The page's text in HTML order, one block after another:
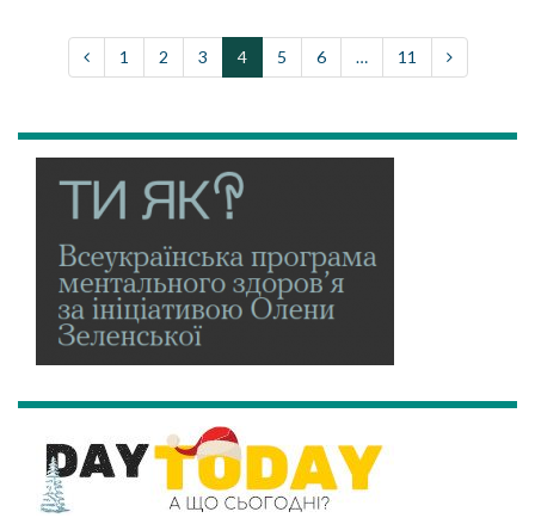
1 2 3 4 5 6 … 11